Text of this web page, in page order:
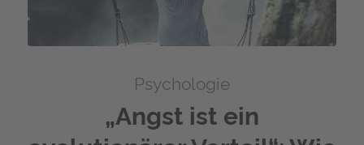
Psychologie
„Angst ist ein